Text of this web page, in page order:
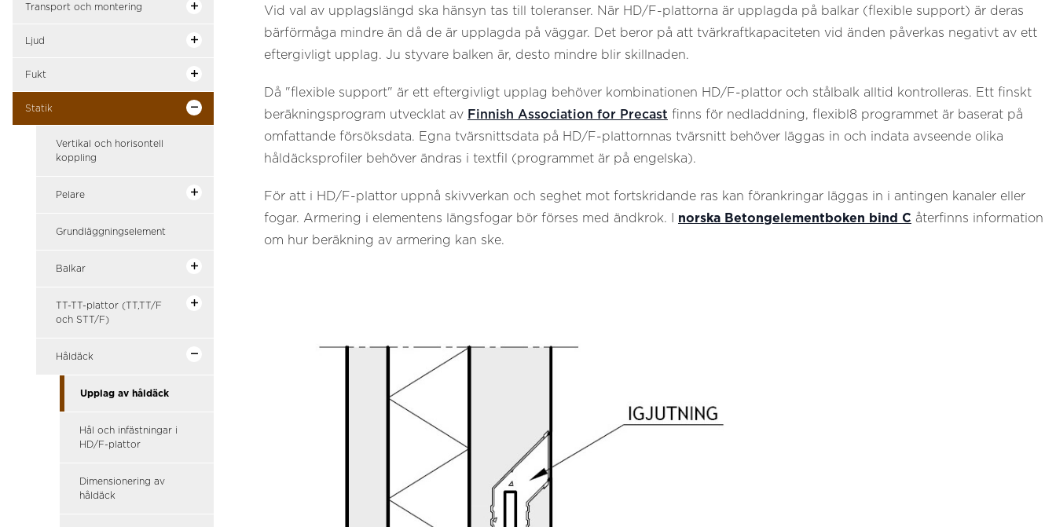
Transport och montering
Ljud
Fukt
Statik
Vertikal och horisontell
koppling
Pelare
Grundläggningselement
Balkar
TT-TT-plattor (TT,TT/F
och STT/F)
Håldäck
Upplag av håldäck
Hål och infästningar i
HD/F-plattor
Dimensionering av
håldäck
Vid val av upplagslängd ska hänsyn tas till toleranser. När HD/F-plattorna är upplagda på balkar (flexible support) är deras
bärförmåga mindre än då de är upplagda på väggar. Det beror på att tvärkraftkapaciteten vid änden påverkas negativt av ett
eftergivligt upplag. Ju styvare balken är, desto mindre blir skillnaden.
Då "flexible support" är ett eftergivligt upplag behöver kombinationen HD/F-plattor och stålbalk alltid kontrolleras. Ett finskt
beräkningsprogram utvecklat av Finnish Association for Precast finns för nedladdning, flexibl8 programmet är baserat på
omfattande försöksdata. Egna tvärsnittsdata på HD/F-plattornnas tvärsnitt behöver läggas in och indata avseende olika
håldäcksprofiler behöver ändras i textfil (programmet är på engelska).
För att i HD/F-plattor uppnå skivverkan och seghet mot fortskridande ras kan förankringar läggas in i antingen kanaler eller
fogar. Armering i elementens längsfogar bör förses med ändkrok. I norska Betongelementboken bind C återfinns information
om hur beräkning av armering kan ske.